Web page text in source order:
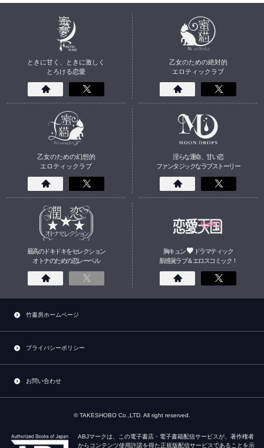
ときに甘く、ときに激しく
とろける恋愛
乙女のための絶対的
エロティックラブ
乙女のための幻想的
エロティックラブ
淫らな運命、甘い恋
ファンタジックなラブストーリー
最高のドキドキをセレクション
オトナのための恋レーベル
胸キュン
ドラマティック
新感覚ラブ＆エロスコミック！
竹書房ホームページ
プライバシーポリシー
お問い合わせ
© TAKESHOBO Co.,LTD. All right reserved.
ABJマークは、この電子書店・電子書籍配信サービスが、著作権者
からコンテンツ使用許諾を得た正規版配信サービスであることを示